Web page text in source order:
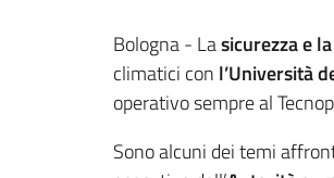
Contenuto
Bologna - Lasicurezza e
climatici con l’Università
operativo sempre al
Sono alcuni dei temi